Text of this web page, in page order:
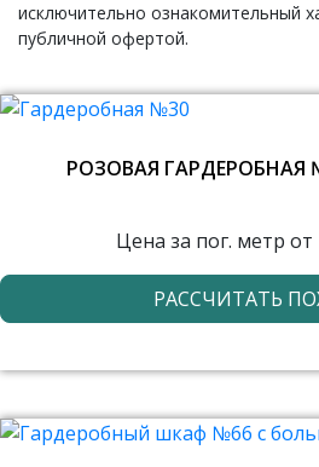
исключительно ознакомительный
публичной офертой.
РОЗОВАЯ ГАРДЕРОБНАЯ
Цена за пог. метр от
РАССЧИТАТЬ